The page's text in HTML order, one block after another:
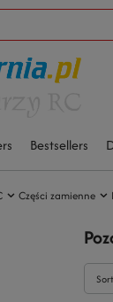
Bestsellers
Części zamienne